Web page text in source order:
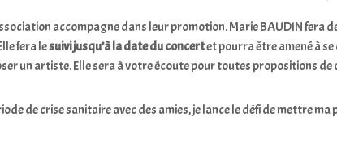
accompagne dans leur promotion. Marie BAUDIN fera
fera lesuivi jusqu’à la date du concertet pourra être amené à
un artiste. Elle sera à votre écoute pour toutes propositions
de crise sanitaire avec des amies, je lance le défi de mettre